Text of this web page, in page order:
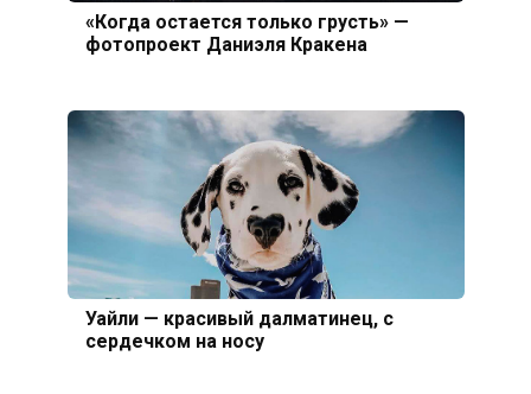
«Когда остается только грусть» —
фотопроект Даниэля Кракена
Уайли — красивый далматинец, с
сердечком на носу